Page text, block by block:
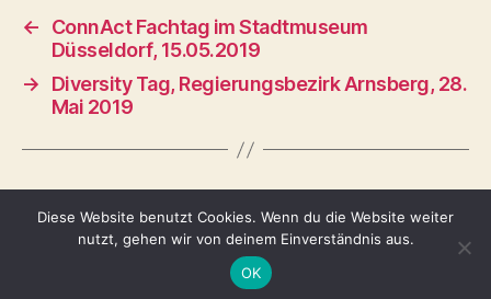
←
ConnAct Fachtag im Stadtmuseum
Düsseldorf, 15.05.2019
→
Diversity Tag, Regierungsbezirk Arnsberg, 28.
Mai 2019
↑
Diese Website benutzt Cookies. Wenn du die Website weiter
nutzt, gehen wir von deinem Einverständnis aus.
OK